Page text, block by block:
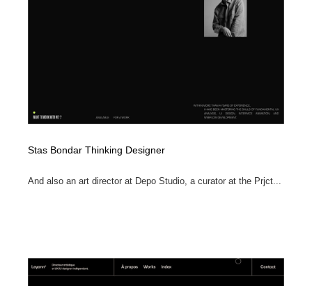
Stas Bondar Thinking Designer
And also an art director at Depo Studio, a curator at the Prjct...